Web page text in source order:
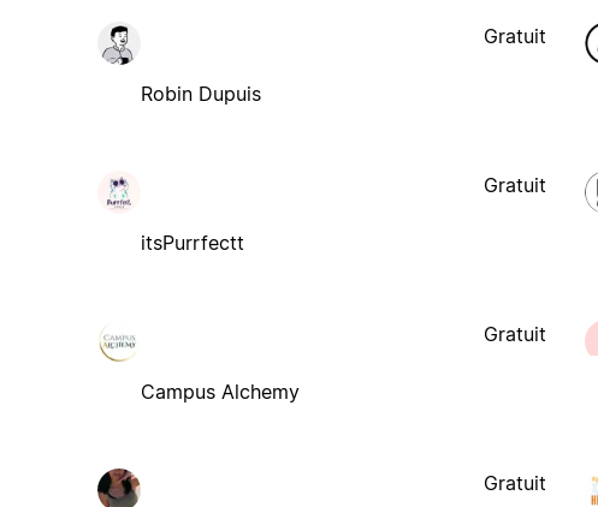
Robin Dupuis
Gratuit
itsPurrfectt
Gratuit
Campus Alchemy
Gratuit
Gratuit